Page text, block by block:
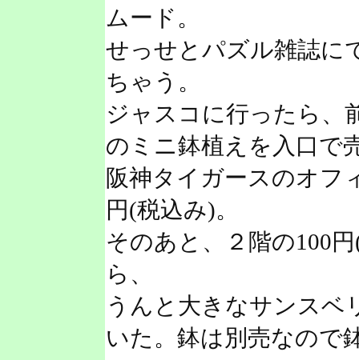
ムード。
せっせとパズル雑誌
ちゃう。
ジャスコに行ったら、
のミニ鉢植えを入口で
阪神タイガースのオフ
円(税込み)。
そのあと、２階の100
ら、
うんと大きなサンスベ
いた。鉢は別売なので